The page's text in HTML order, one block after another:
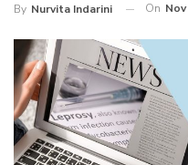
By Nurvita Indarini On